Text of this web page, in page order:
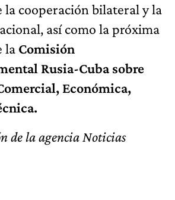
la cooperación bilateral y la
así como la próxima
la Comisión
Rusia-Cuba sobre
Económica,
de la agencia Noticias